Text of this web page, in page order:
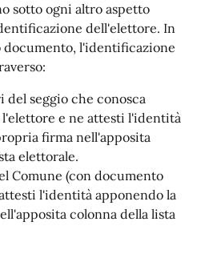
sotto ogni altro aspetto
dell'elettore. In
documento, l'identificazione
del seggio che conosca
e ne attesti l'identità
firma nell'apposita
elettorale.
Comune (con documento
l'identità apponendo la
colonna della lista